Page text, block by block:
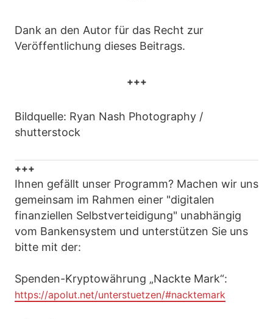
Dank an den Autor für das Recht zur
Veröffentlichung dieses Beitrags.
+++
Bildquelle: Ryan Nash Photography /
shutterstock
+++
Ihnen gefällt unser Programm? Machen wir uns
gemeinsam im Rahmen einer "digitalen
finanziellen Selbstverteidigung" unabhängig
vom Bankensystem und unterstützen Sie uns
bitte mit der:
Spenden-Kryptowährung „Nackte Mark“:
https://apolut.net/unterstuetzen/#nacktemark